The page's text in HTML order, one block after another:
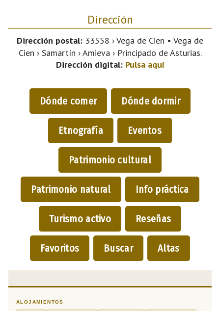
Dirección
Dirección postal: 33558 › Vega de Cien • Vega de
Cien › Samartín › Amieva › Principado de Asturias.
Dirección digital: Pulsa aquí
Dónde comer Dónde dormir
Etnografía Eventos
Patrimonio cultural
Patrimonio natural Info práctica
Turismo activo Reseñas
Favoritos Buscar Altas